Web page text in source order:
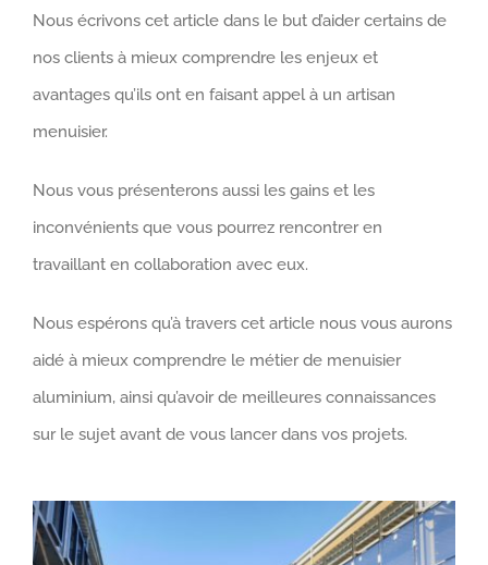
Nous écrivons cet article dans le but d’aider certains de
nos clients à mieux comprendre les enjeux et
avantages qu’ils ont en faisant appel à un artisan
menuisier.
Nous vous présenterons aussi les gains et les
inconvénients que vous pourrez rencontrer en
travaillant en collaboration avec eux.
Nous espérons qu’à travers cet article nous vous aurons
aidé à mieux comprendre le métier de menuisier
aluminium, ainsi qu’avoir de meilleures connaissances
sur le sujet avant de vous lancer dans vos projets.